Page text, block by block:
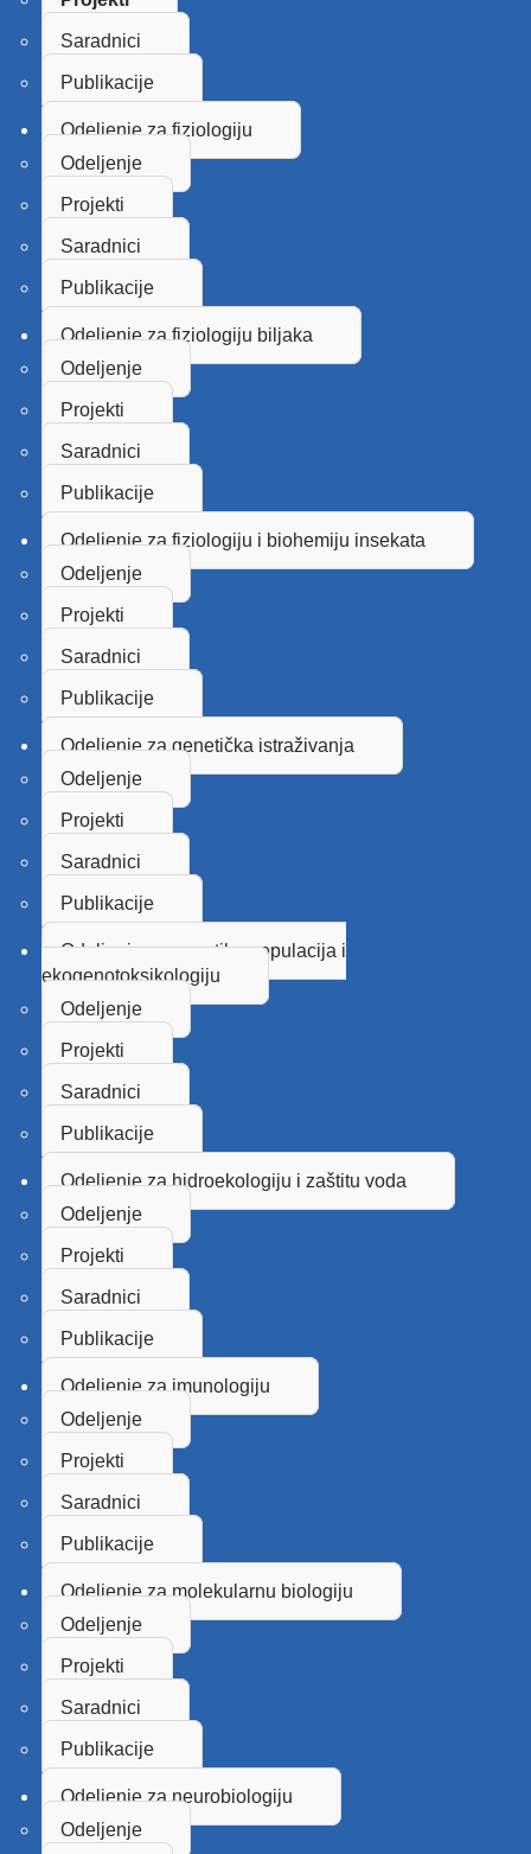
Saradnici
Publikacije
Odeljenje za fiziologiju
Odeljenje
Projekti
Saradnici
Publikacije
Odeljenje za fiziologiju biljaka
Odeljenje
Projekti
Saradnici
Publikacije
Odeljenje za fiziologiju i biohemiju insekata
Odeljenje
Projekti
Saradnici
Publikacije
Odeljenje za genetička istraživanja
Odeljenje
Projekti
Saradnici
Publikacije
Odeljenje za genetiku populacija i
ekogenotoksikologiju
Odeljenje
Projekti
Saradnici
Publikacije
Odeljenje za hidroekologiju i zaštitu voda
Odeljenje
Projekti
Saradnici
Publikacije
Odeljenje za imunologiju
Odeljenje
Projekti
Saradnici
Publikacije
Odeljenje za molekularnu biologiju
Odeljenje
Projekti
Saradnici
Publikacije
Odeljenje za neurobiologiju
Odeljenje